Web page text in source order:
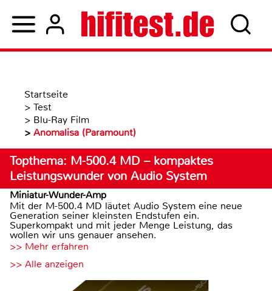
Startseite
> Test
> Blu-Ray Film
> Anomalisa (Paramount)
Topthema: M-500.4 MD – kompaktes
Leistungswunder von Audio System
Miniatur-Wunder-Amp
Mit der M-500.4 MD läutet Audio System eine neue
Generation seiner kleinsten Endstufen ein.
Superkompakt und mit jeder Menge Leistung, das
wollen wir uns genauer ansehen.
>> Mehr erfahren
>> Alle anzeigen